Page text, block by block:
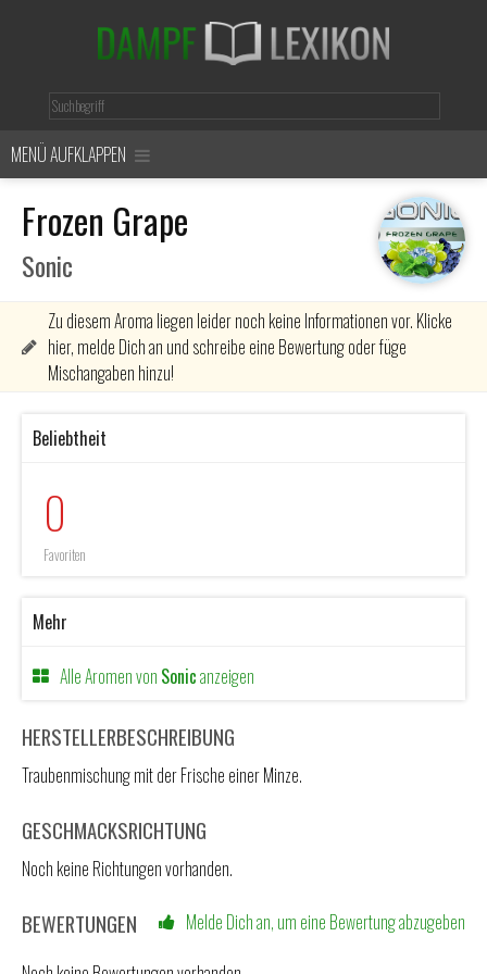
MENÜ AUFKLAPPEN
Frozen Grape
Sonic
Zu diesem Aroma liegen leider noch keine Informationen vor. Klicke
hier, melde Dich an und schreibe eine Bewertung oder füge
Mischangaben hinzu!
HERSTELLERBESCHREIBUNG
Traubenmischung mit der Frische einer Minze.
GESCHMACKSRICHTUNG
Noch keine Richtungen vorhanden.
BEWERTUNGEN
Melde Dich an, um eine Bewertung abzugeben
Beliebtheit
0
Favoriten
Mehr
Alle Aromen von Sonicanzeigen